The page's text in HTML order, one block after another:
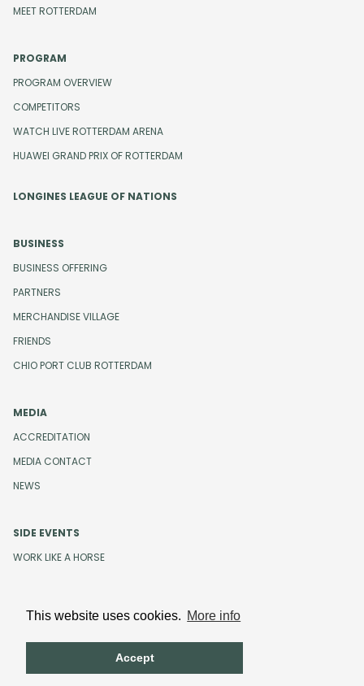
This website uses cookies. More info
Accept
MEET ROTTERDAM
PROGRAM
PROGRAM OVERVIEW
COMPETITORS
WATCH LIVE ROTTERDAM ARENA
HUAWEI GRAND PRIX OF ROTTERDAM
LONGINES LEAGUE OF NATIONS
BUSINESS
BUSINESS OFFERING
PARTNERS
MERCHANDISE VILLAGE
FRIENDS
CHIO PORT CLUB ROTTERDAM
MEDIA
ACCREDITATION
MEDIA CONTACT
NEWS
SIDE EVENTS
WORK LIKE A HORSE
Design and development byBeeldr